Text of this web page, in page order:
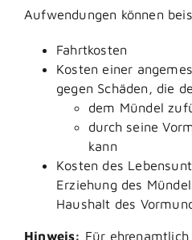
Aufwendungen können
Fahrtkosten
Kosten einer
gegen Schäden, die
dem Mündel
durch seine
kann
Kosten des
Erziehung des
Haushalt des
Hinweis: Für